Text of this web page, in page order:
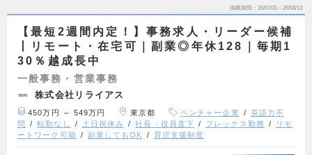
掲載期間 26/07/31～26/08/13
【最短2週間内定！】事務求人・リーダー候補
丨リモート・在宅可｜副業◎年休128｜毎期1
30％越成長中
一般事務・営業事務
株式会社リライアス
450万円 ～ 549万円 東京都 ベンチャー企業
英語力不
問
転勤なし 土日祝休み 社長・役員直下 フレックス勤務
リモ
ートワーク可能
副業してもOK 育児支援制度